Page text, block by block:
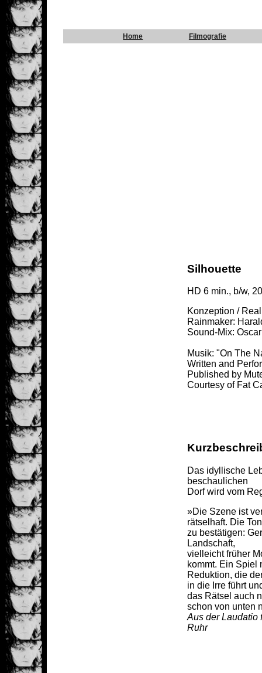
Home Filmografie
Silhouette
HD 6 min., b/w,
Konzeption /
Rainmaker:
Sound-Mix:
Musik: "On The
Written and
Published by
Courtesy of Fat
Das idyllische
beschaulichen
Dorf wird vom
»Die Szene ist
rätselhaft. Die
zu bestätigen:
Landschaft,
vielleicht früher
kommt. Ein Spiel
Reduktion, die
in die Irre führt
das Rätsel auch
schon von unten
Aus der Laudatio
Ruhr